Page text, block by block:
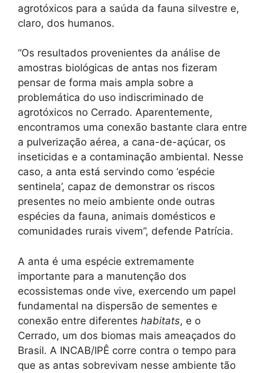
agrotóxicos para a saúda da fauna silvestre e,
claro, dos humanos.
“Os resultados provenientes da análise de
amostras biológicas de antas nos fizeram
pensar de forma mais ampla sobre a
problemática do uso indiscriminado de
agrotóxicos no Cerrado. Aparentemente,
encontramos uma conexão bastante clara entre
a pulverização aérea, a cana-de-açúcar, os
inseticidas e a contaminação ambiental. Nesse
caso, a anta está servindo como ‘espécie
sentinela’, capaz de demonstrar os riscos
presentes no meio ambiente onde outras
espécies da fauna, animais domésticos e
comunidades rurais vivem”, defende Patrícia.
A anta é uma espécie extremamente
importante para a manutenção dos
ecossistemas onde vive, exercendo um papel
fundamental na dispersão de sementes e
conexão entre diferentes habitats, e o
Cerrado, um dos biomas mais ameaçados do
Brasil. A INCAB/IPÊ corre contra o tempo para
que as antas sobrevivam nesse ambiente tão